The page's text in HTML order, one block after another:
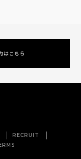
はこちら
RECRUIT